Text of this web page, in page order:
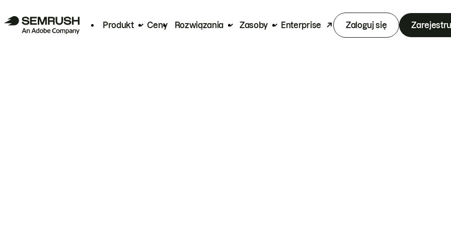
Produkt Ceny Rozwiązania Zasoby Enterprise Zaloguj się